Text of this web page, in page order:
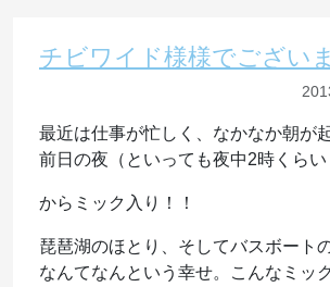
チビワイド様様でございま
最近は仕事が忙しく、なかなか朝が
前日の夜（といっても夜中2時くらい
からミック入り！！
琵琶湖のほとり、そしてバスボート
なんてなんという幸せ。こんなミッ